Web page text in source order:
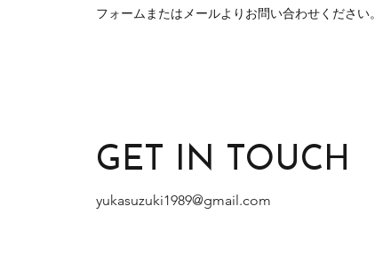
GET IN TOUCH
yukasuzuki1989@gmail.com
フォームまたはメールよりお問い合わせください。